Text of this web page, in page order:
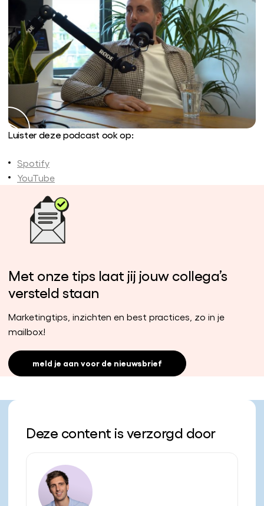
Luister deze podcast ook op:
Spotify
YouTube
Met onze tips laat jij jouw collega’s
versteld staan
Marketingtips, inzichten en best practices, zo in je
mailbox!
meld je aan voor de nieuwsbrief
Deze content is verzorgd door